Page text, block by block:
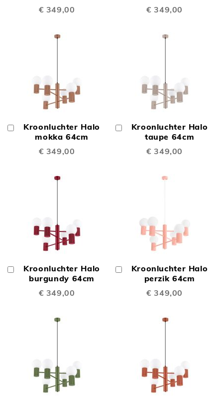
€ 349,00 € 349,00
Kroonluchter Halo
mokka 64cm
€ 349,00
Winkelwagen
Kroonluchter Halo
taupe 64cm
€ 349,00
Winkelwagen
Kroonluchter Halo
burgundy 64cm
€ 349,00
Winkelwagen
Kroonluchter Halo
perzik 64cm
€ 349,00
Winkelwagen